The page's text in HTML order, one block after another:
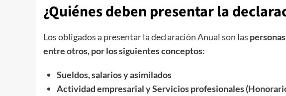
¿Quiénes deben presentar la
Los obligados a presentar la declaración Anual son las
entre otros, por los siguientes conceptos:
Sueldos, salarios y asimilados
Actividad empresarial y Servicios profesionales